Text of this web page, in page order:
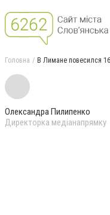
Головна В Лимане повесился
Олександра Пилипенко
Директорка медіанапрямку